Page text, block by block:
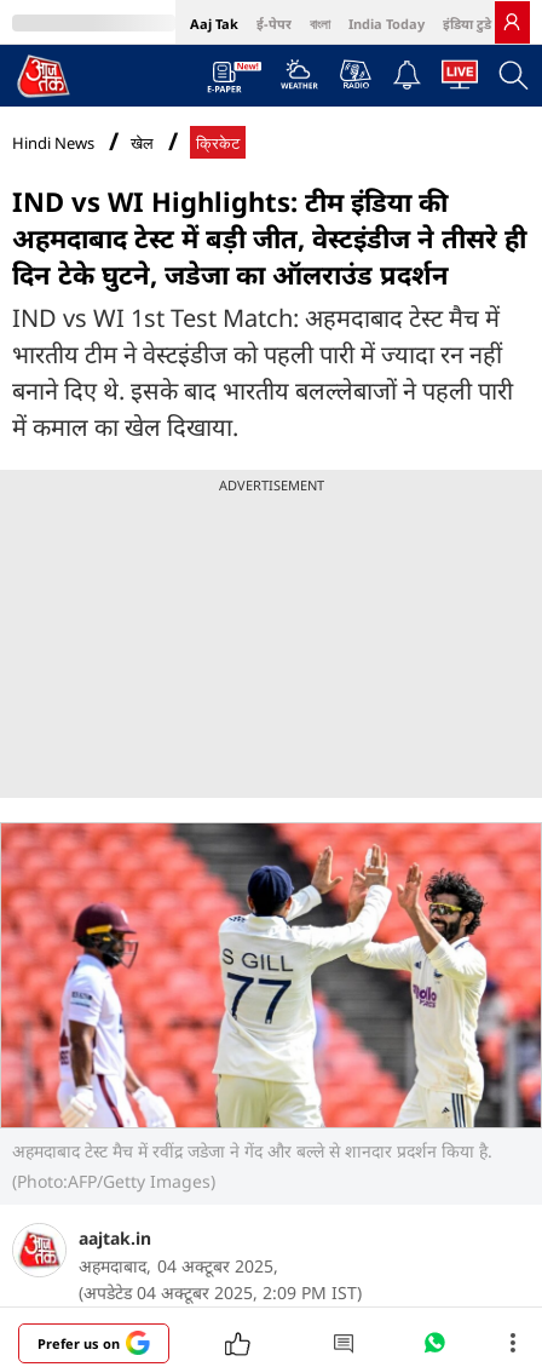
Aaj Tak ई-पेपर বাংলা India Today इंडिया टुडे हिंदी
MumbaiTak Cosmopolitan Harper's Bazaar Northeast
Hindi News खेल क्रिकेट
IND vs WI Highlights: टीम इंडिया की
अहमदाबाद टेस्ट में बड़ी जीत, वेस्टइंडीज ने तीसरे ही
दिन टेके घुटने, जडेजा का ऑलराउंड प्रदर्शन
IND vs WI 1st Test Match: अहमदाबाद टेस्ट मैच में
भारतीय टीम ने वेस्टइंडीज को पहली पारी में ज्यादा रन नहीं
बनाने दिए थे. इसके बाद भारतीय बलल्लेबाजों ने पहली पारी
में कमाल का खेल दिखाया.
ADVERTISEMENT
अहमदाबाद टेस्ट मैच में रवींद्र जडेजा ने गेंद और बल्ले से शानदार प्रदर्शन किया है.
(Photo:AFP/Getty Images)
aajtak.in
अहमदाबाद, 04 अक्टूबर 2025,
(अपडेटेड 04 अक्टूबर 2025, 2:09 PM IST)
Prefer us on